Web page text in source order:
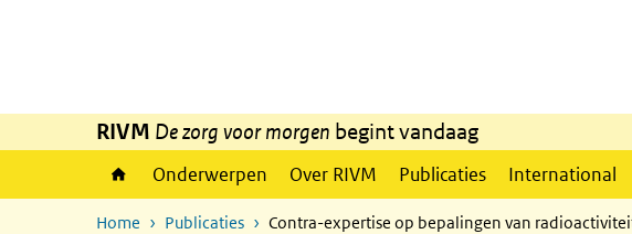
RIVM De zorg voor morgen begint vandaag
Onderwerpen Over RIVM Publicaties International
Home Publicaties Contra-expertise op bepalingen van